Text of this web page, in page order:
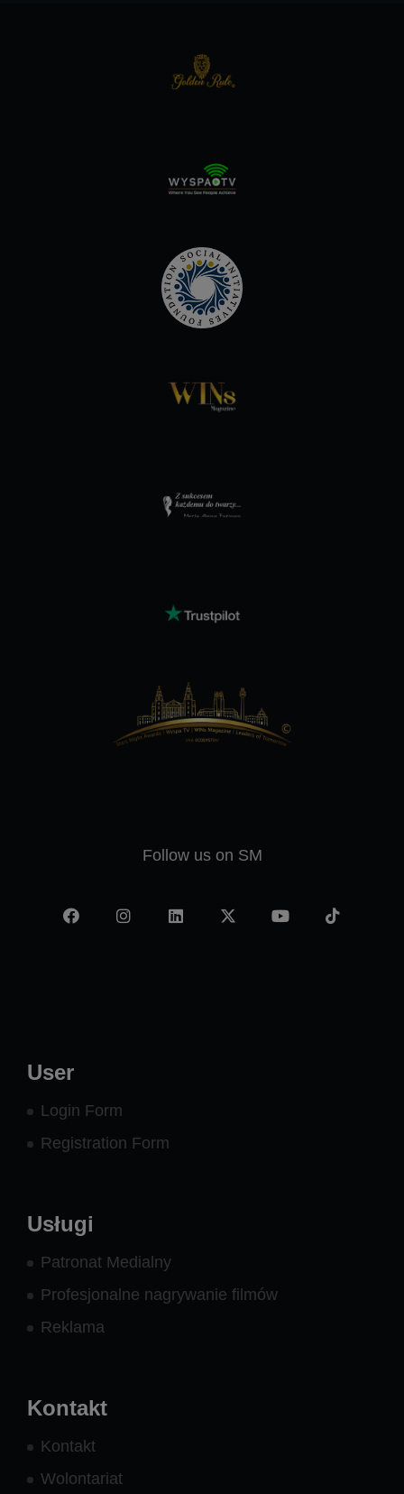
Follow us on SM
FacebookInstagramLinkedIn YouTubeTikTok
User
Login Form
Registration Form
Usługi
Patronat Medialny
Profesjonalne nagrywanie filmów
Reklama
Kontakt
Kontakt
Wolontariat